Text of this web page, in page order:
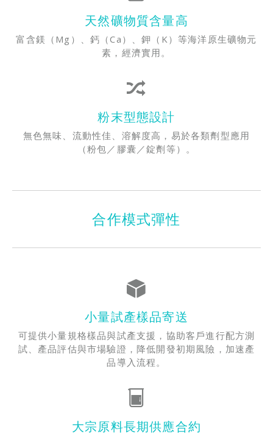
天然礦物質含量高
富含鎂（Mg）、鈣（Ca）、鉀（K）等海洋原生礦物元
素，經濟實用。
粉末型態設計
無色無味、流動性佳、溶解度高，易於各類劑型應用
（粉包／膠囊／錠劑等）。
合作模式彈性
小量試產樣品寄送
可提供小量規格樣品與試產支援，協助客戶進行配方測
試、產品評估與市場驗證，降低開發初期風險，加速產
品導入流程。
大宗原料長期供應合約